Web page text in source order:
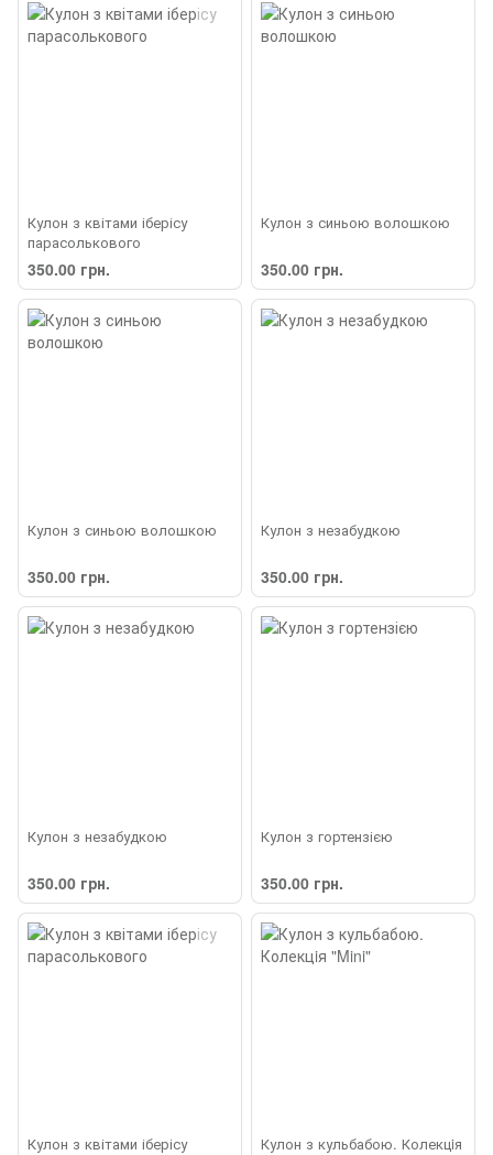
Кулон з квітами іберісу
парасолькового
350.00 грн.
Кулон з синьою волошкою
350.00 грн.
Кулон з синьою волошкою
350.00 грн.
Кулон з незабудкою
350.00 грн.
Кулон з незабудкою
350.00 грн.
Кулон з гортензією
350.00 грн.
Кулон з квітами іберісу
Кулон з кульбабою. Колекцiя